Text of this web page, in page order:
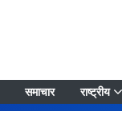
समाचार राष्ट्रीय